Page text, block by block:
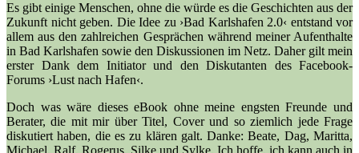
Es gibt einige Menschen, ohne die würde es die Geschichten aus der
Zukunft nicht geben. Die Idee zu ›Bad Karlshafen 2.0‹ entstand vor
allem aus den zahlreichen Gesprächen während meiner Aufenthalte
in Bad Karlshafen sowie den Diskussionen im Netz. Daher gilt mein
erster Dank dem Initiator und den Diskutanten des Facebook-
Forums ›Lust nach Hafen‹.
Doch was wäre dieses eBook ohne meine engsten Freunde und
Berater, die mit mir über Titel, Cover und so ziemlich jede Frage
diskutiert haben, die es zu klären galt. Danke: Beate, Dag, Maritta,